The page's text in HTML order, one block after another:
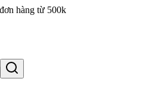
hàng từ 500k